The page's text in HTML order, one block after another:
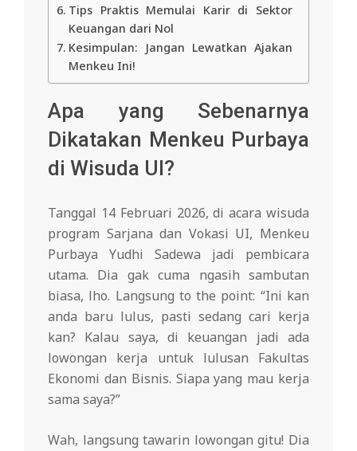
Tips Praktis Memulai Karir di Sektor
Keuangan dari Nol
Kesimpulan: Jangan Lewatkan Ajakan
Menkeu Ini!
Apa yang Sebenarnya
Dikatakan Menkeu Purbaya
di Wisuda UI?
Tanggal 14 Februari 2026, di acara wisuda
program Sarjana dan Vokasi UI, Menkeu
Purbaya Yudhi Sadewa jadi pembicara
utama. Dia gak cuma ngasih sambutan
biasa, lho. Langsung to the point: “Ini kan
anda baru lulus, pasti sedang cari kerja
kan? Kalau saya, di keuangan jadi ada
lowongan kerja untuk lulusan Fakultas
Ekonomi dan Bisnis. Siapa yang mau kerja
sama saya?”
Wah, langsung tawarin lowongan gitu! Dia